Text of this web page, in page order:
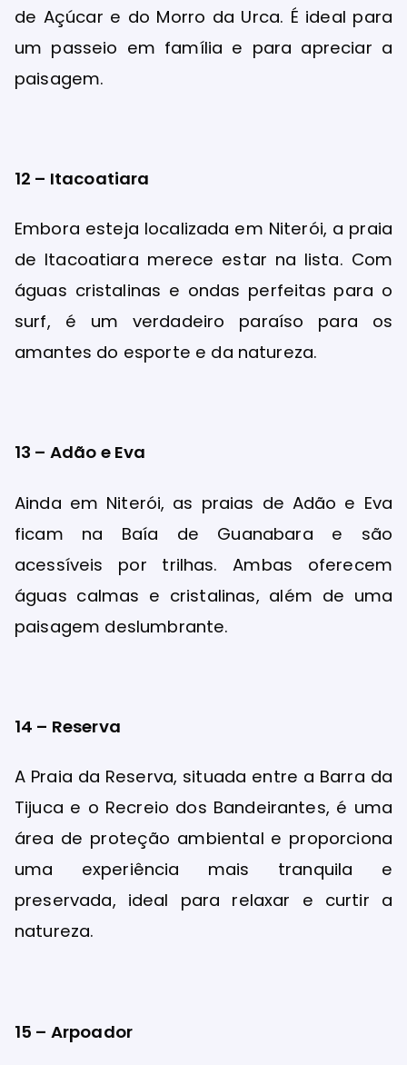
de Açúcar e do Morro da Urca. É ideal para
um passeio em família e para apreciar a
paisagem.
12 – Itacoatiara
Embora esteja localizada em Niterói, a praia
de Itacoatiara merece estar na lista. Com
águas cristalinas e ondas perfeitas para o
surf, é um verdadeiro paraíso para os
amantes do esporte e da natureza.
13 – Adão e Eva
Ainda em Niterói, as praias de Adão e Eva
ficam na Baía de Guanabara e são
acessíveis por trilhas. Ambas oferecem
águas calmas e cristalinas, além de uma
paisagem deslumbrante.
14 – Reserva
A Praia da Reserva, situada entre a Barra da
Tijuca e o Recreio dos Bandeirantes, é uma
área de proteção ambiental e proporciona
uma experiência mais tranquila e
preservada, ideal para relaxar e curtir a
natureza.
15 – Arpoador